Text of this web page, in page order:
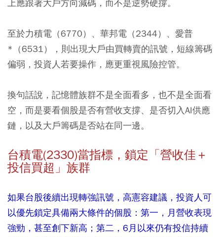
上應跟著大戶方向減碼，而不是逆勢硬撐。
至於力積電（6770） 、 華邦電（2344） 、 愛普
*（6531）
，則出現大戶由買轉賣的訊號，短線籌碼
偏弱，投資人若要操作，應更重視風險控管。
換句話說，記憶體族群不是全面看多，也不是全面看
空，而是要看個股是否有營收支撐、是否切入AI供應
鏈，以及大戶籌碼是否站在同一邊。
台積電(2330)當指標，鎖定「營收佳＋
投信買超」族群
如果台股後續出現轉強訊號，高憲容建議，投資人可
以優先鎖定具備兩大條件的個股：第一，月營收表現
強勁，甚至創下新高；第二，6月以來仍有投信持續